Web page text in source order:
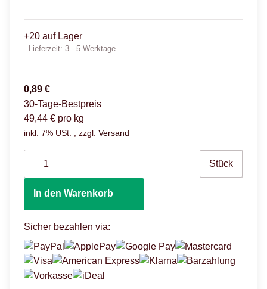
+20 auf Lager
Lieferzeit: 3 - 5 Werktage
0,89 €
30-Tage-Bestpreis
49,44 € pro kg
inkl. 7% USt. , zzgl. Versand
Stück
In den Warenkorb
Sicher bezahlen via: